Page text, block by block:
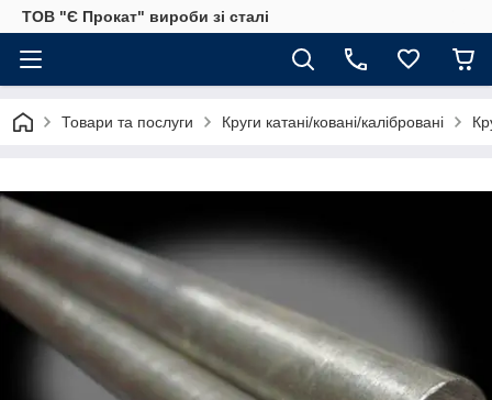
ТОВ "Є Прокат" вироби зі сталі
Товари та послуги Круги катані/ковані/калібровані